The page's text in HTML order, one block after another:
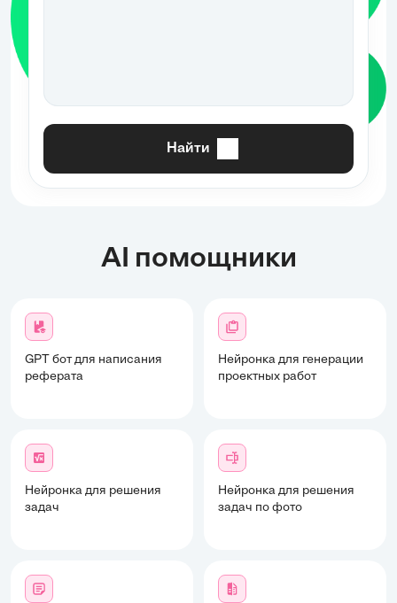
Найти
AI помощники
GPT бот для написания
реферата
Нейронка для генерации
проектных работ
Нейронка для решения
задач
Нейронка для решения
задач по фото